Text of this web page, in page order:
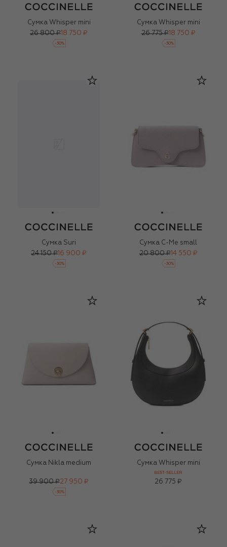
Сумка Whisper mini
26 800 ₽ 18 750 ₽
-30%
Сумка Whisper mini
26 775 ₽18 750 ₽
-30%
Сумка Suri
24 150 ₽ 16 900 ₽
-30%
Сумка C-Me small
20 800 ₽14 550 ₽
-30%
Сумка Nikla medium
39 900 ₽27 950 ₽
-30%
Сумка Whisper mini
BEST-SELLER
26 775 ₽